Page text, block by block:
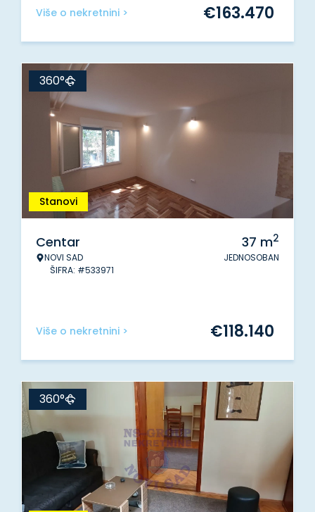
Više o nekretnini > €163.470
Stanovi
360°
Centar
NOVI SAD
ŠIFRA: #533971
37 m2
JEDNOSOBAN
Više o nekretnini > €118.140
360°